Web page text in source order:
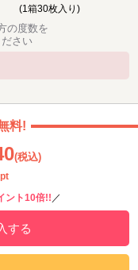
(1箱30枚入り)
の度数を
ださい
料!
(税込)
ント10倍!! ／
する